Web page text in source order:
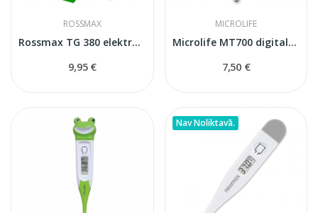
ROSSMAX
Rossmax TG 380 elektroniskais termometrs
9,95 €
MICROLIFE
Microlife MT700 digitalais termometrs
7,50 €
Nav Noliktavā.